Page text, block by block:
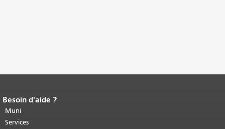
Fin du contenu de la page.
cette page se répète sur chaque page.
Retour au haut du contenu principal
Besoin d'aide ?
Muni
Services